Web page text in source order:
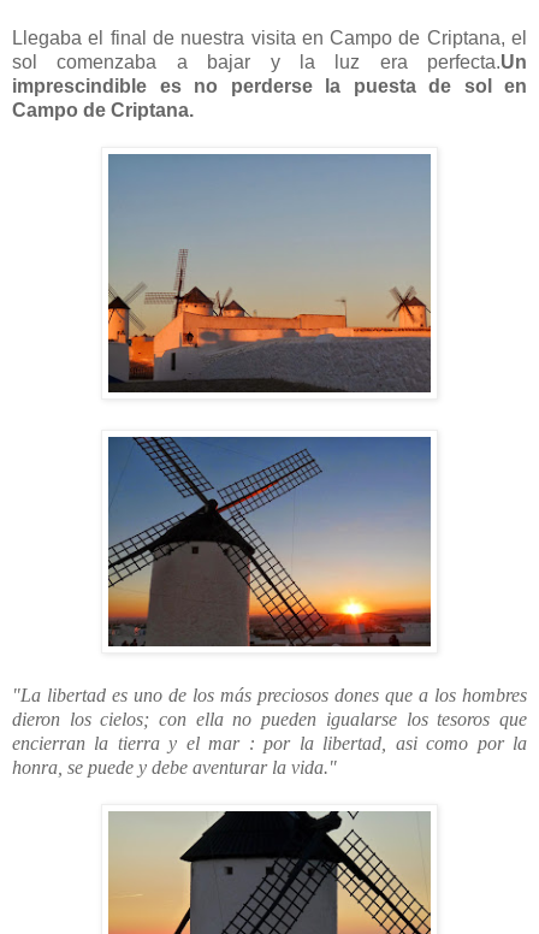
Llegaba el final de nuestra visita en Campo de Criptana, el
sol comenzaba a bajar y la luz era perfecta.Un
imprescindible es no perderse la puesta de sol en
Campo de Criptana.
"La libertad es uno de los más preciosos dones que a los hombres
dieron los cielos; con ella no pueden igualarse los tesoros que
encierran la tierra y el mar : por la libertad, asi como por la
honra, se puede y debe aventurar la vida."